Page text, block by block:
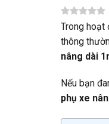
Trong hoạt
thông
nâng dài
Nếu bạn
phụ xe